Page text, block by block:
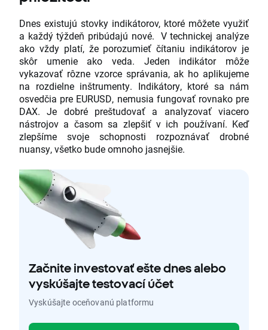
Dnes existujú stovky indikátorov, ktoré môžete využiť
a každý týždeň pribúdajú nové. V technickej analýze
ako vždy platí, že porozumieť čítaniu indikátorov je
skôr umenie ako veda. Jeden indikátor môže
vykazovať rôzne vzorce správania, ak ho aplikujeme
na rozdielne inštrumenty. Indikátory, ktoré sa nám
osvedčia pre EURUSD, nemusia fungovať rovnako pre
DAX. Je dobré preštudovať a analyzovať viacero
nástrojov a časom sa zlepšiť v ich používaní. Keď
zlepšíme svoje schopnosti rozpoznávať drobné
nuansy, všetko bude omnoho jasnejšie.
Začnite investovať ešte dnes alebo
vyskúšajte testovací účet
Vyskúšajte oceňovanú platformu